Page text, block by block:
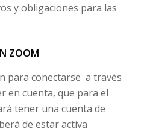
y obligaciones para las
ZOOM
para conectarse a través
en cuenta, que para el
tener una cuenta de
de estar activa